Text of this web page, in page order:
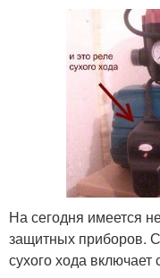
На сегодня имеется
защитных приборов.
сухого хода